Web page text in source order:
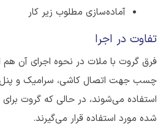
آماده‌سازی مطلوب زیر کار
تفاوت در اجرا
فرق گروت با ملات در نحوه اجرای آن
چسب جهت اتصال کاشی‌، سرامیک و
استفاده می‌شوند، در حالی که گروت
شده مورد استفاده قرار می‌گیرند.